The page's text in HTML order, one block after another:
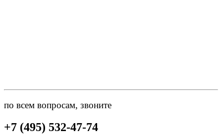
по всем вопросам, звоните
+7 (495) 532-47-74